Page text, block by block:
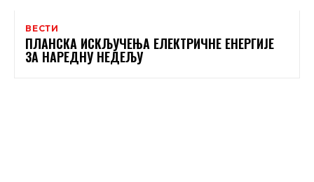
ВЕСТИ
ПЛАНСКА ИСКЉУЧЕЊА ЕЛЕКТРИЧНЕ ЕНЕРГИЈЕ
ЗА НАРЕДНУ НЕДЕЉУ